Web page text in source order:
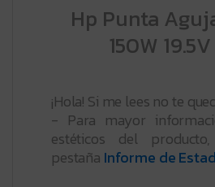
Hp Punta
150W
¡Hola! Si me lees no te
- Para mayor
estéticos del
pestaña Informe de